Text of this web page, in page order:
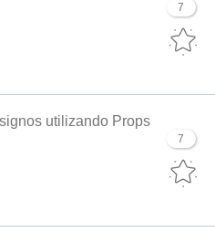
7
7
utilizando Props